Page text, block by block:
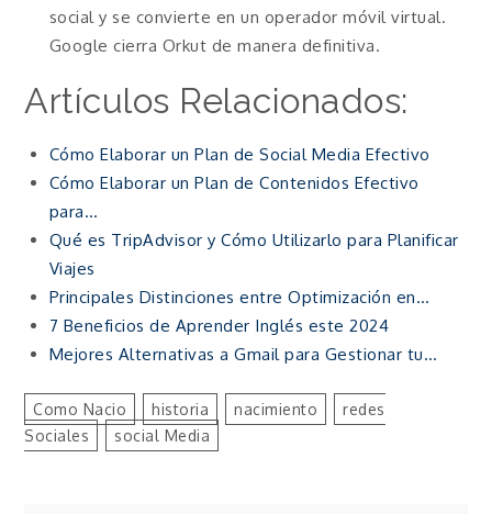
social y se convierte en un operador móvil virtual.
Google cierra Orkut de manera definitiva.
Artículos Relacionados:
Cómo Elaborar un Plan de Social Media Efectivo
Cómo Elaborar un Plan de Contenidos Efectivo
para…
Qué es TripAdvisor y Cómo Utilizarlo para Planificar
Viajes
Principales Distinciones entre Optimización en…
7 Beneficios de Aprender Inglés este 2024
Mejores Alternativas a Gmail para Gestionar tu…
Como Nacio Historia Nacimiento
Redes
Sociales
Social Media